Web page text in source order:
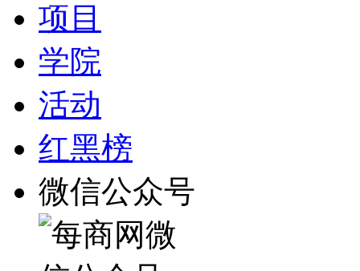
项目
学院
活动
红黑榜
微信公众号